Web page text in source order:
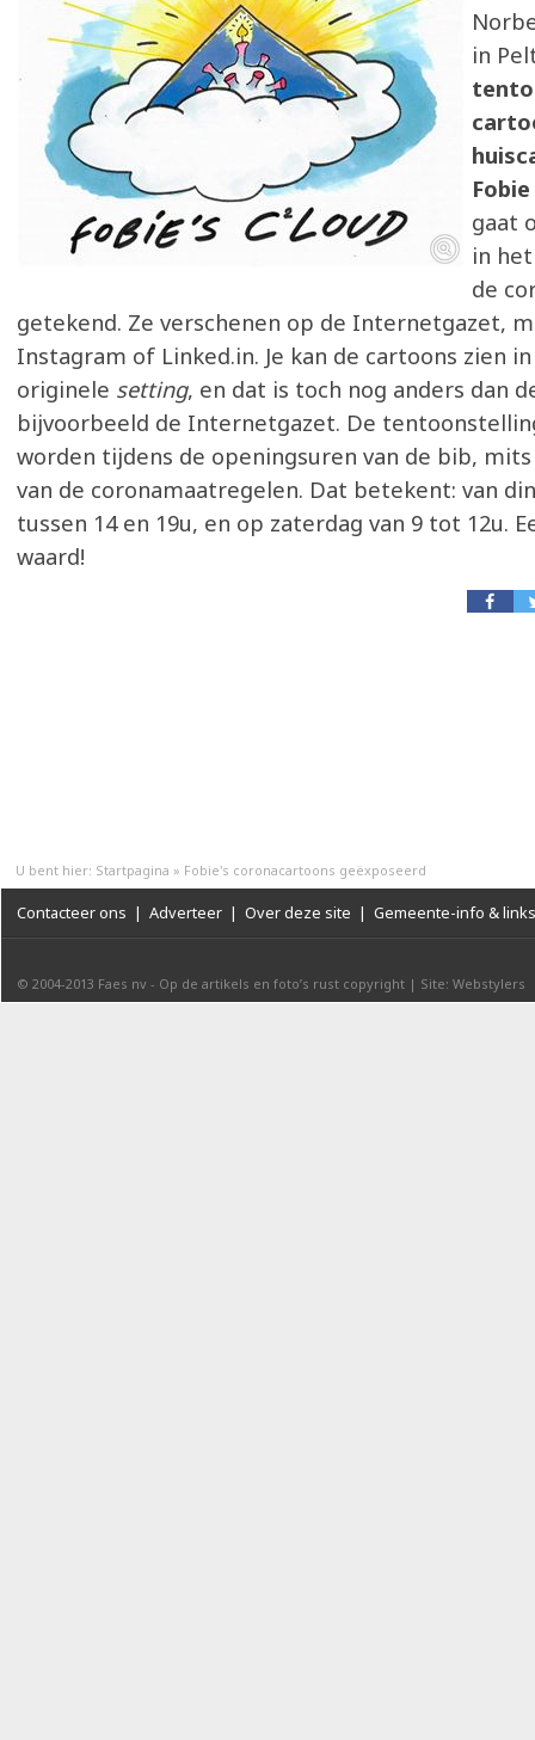
in
Fobie
gaat
in
de
getekend. Ze verschenen op de Internetgazet,
Instagram of Linked.in. Je kan de cartoons zien
originele setting, en dat is toch nog anders dan
bijvoorbeeld de Internetgazet. De
worden tijdens de openingsuren van de bib,
van de coronamaatregelen. Dat betekent: van
tussen 14 en 19u, en op zaterdag van 9 tot 12u.
waard!
U bent hier: Startpagina » Fobie's coronacartoons geëxposeerd
Contacteer ons | Adverteer | Over deze site | Gemeente-info & links
© 2004-2013 Faes nv - Op de artikels en foto’s rust copyright | Site: Webstylers